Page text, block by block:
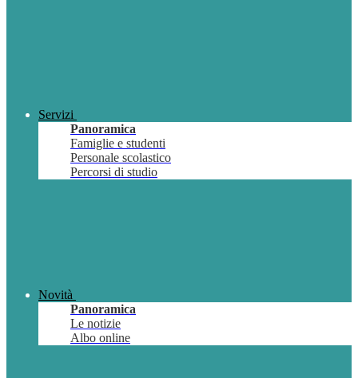
Servizi
Panoramica
Famiglie e studenti
Personale scolastico
Percorsi di studio
Novità
Panoramica
Le notizie
Albo online